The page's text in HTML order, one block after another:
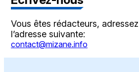
Vous êtes rédacteurs,
l’adresse suivante:
contact@mizane.info